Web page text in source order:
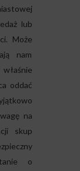
lub
Może
nam
oddać
na
skup
o